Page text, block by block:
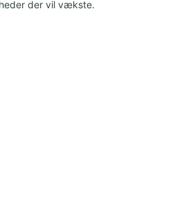
der vil vækste.